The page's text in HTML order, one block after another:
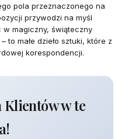
pola przeznaczonego na
przywodzi na myśl
magiczny, świąteczny
to małe dzieło sztuki, które z
korespondencji.
Klientów w te